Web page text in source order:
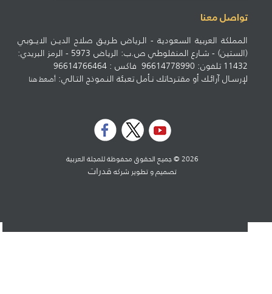
تواصل معنا
المملكة العربية السعودية - الـرياض طـريـق صلاح الديـن الايــوبي
(الستين) - شـارع المنفلوطي ص.ب: الرياض 5973 - الرمز البريدي:
11432 تلفون: 96614778990 فاكس : 96614766464
لإرسـال آرائـك أو مقتـرحاتك نـأمل تعبئة النـموذج التـالي:أضغط هنا
2026 © جميع الحقوق محفوظة للمجلة العربية
تصميم و تطوير شركهقدرات